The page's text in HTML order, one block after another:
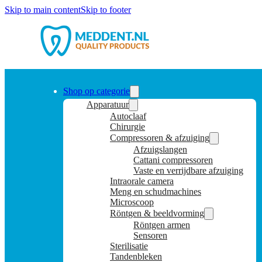
Skip to main contentSkip to footer
Shop op categorie
Apparatuur
Autoclaaf
Chirurgie
Compressoren & afzuiging
Afzuigslangen
Cattani compressoren
Vaste en verrijdbare afzuiging
Intraorale camera
Meng en schudmachines
Microscoop
Röntgen & beeldvorming
Röntgen armen
Sensoren
Sterilisatie
Tandenbleken